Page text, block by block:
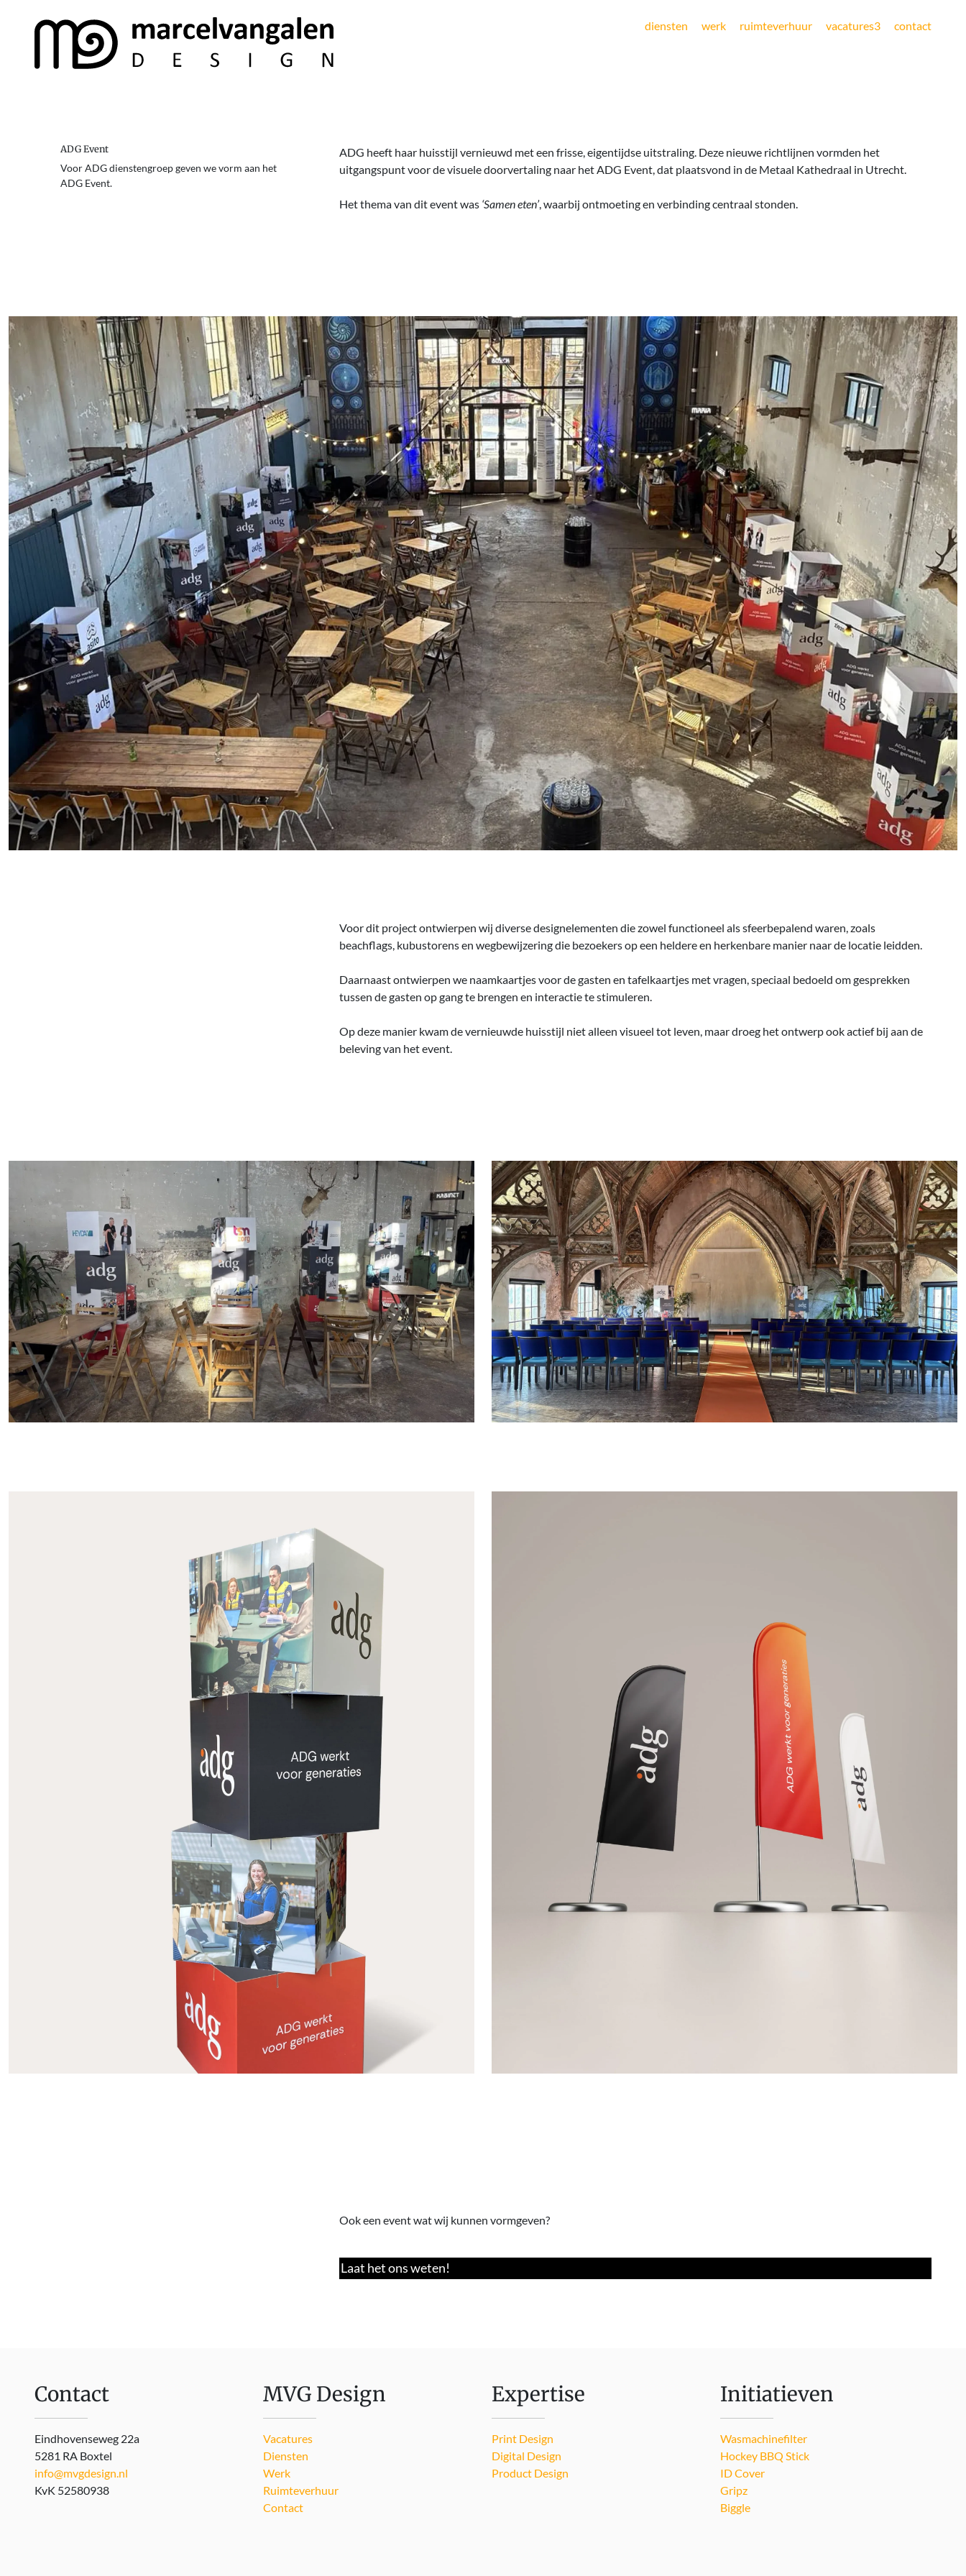
diensten werk ruimteverhuur vacatures3 contact
ADG Event
Voor ADG dienstengroep geven we vorm aan het
ADG Event.
ADG heeft haar huisstijl vernieuwd met een frisse, eigentijdse uitstraling. Deze nieuwe richtlijnen vormden het
uitgangspunt voor de visuele doorvertaling naar het ADG Event, dat plaatsvond in de Metaal Kathedraal in Utrecht.
Het thema van dit event was ‘Samen eten’, waarbij ontmoeting en verbinding centraal stonden.
Voor dit project ontwierpen wij diverse designelementen die zowel functioneel als sfeerbepalend waren, zoals
beachflags, kubustorens en wegbewijzering die bezoekers op een heldere en herkenbare manier naar de locatie leidden.
Daarnaast ontwierpen we naamkaartjes voor de gasten en tafelkaartjes met vragen, speciaal bedoeld om gesprekken
tussen de gasten op gang te brengen en interactie te stimuleren.
Op deze manier kwam de vernieuwde huisstijl niet alleen visueel tot leven, maar droeg het ontwerp ook actief bij aan de
beleving van het event.
Ook een event wat wij kunnen vormgeven?
Laat het ons weten!
Contact
Eindhovenseweg 22a
5281 RA Boxtel
info@mvgdesign.nl
KvK 52580938
MVG Design
Vacatures
Diensten
Werk
Ruimteverhuur
Contact
Expertise
Print Design
Digital Design
Product Design
Initiatieven
Wasmachinefilter
Hockey BBQ Stick
ID Cover
Gripz
Biggle